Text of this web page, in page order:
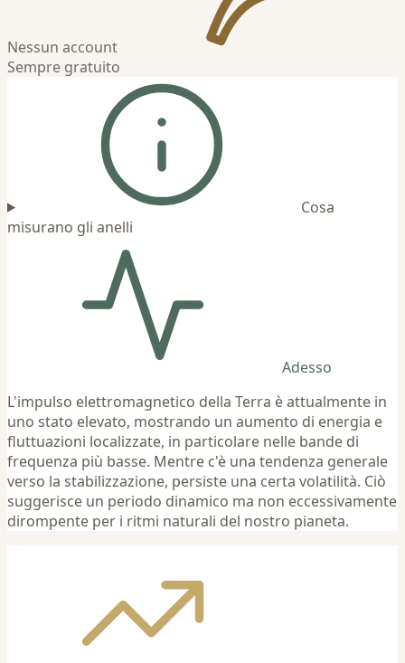
Nessun account
Sempre gratuito
Cosa
misurano gli anelli
Adesso
L'impulso elettromagnetico della Terra è attualmente in
uno stato elevato, mostrando un aumento di energia e
fluttuazioni localizzate, in particolare nelle bande di
frequenza più basse. Mentre c'è una tendenza generale
verso la stabilizzazione, persiste una certa volatilità. Ciò
suggerisce un periodo dinamico ma non eccessivamente
dirompente per i ritmi naturali del nostro pianeta.